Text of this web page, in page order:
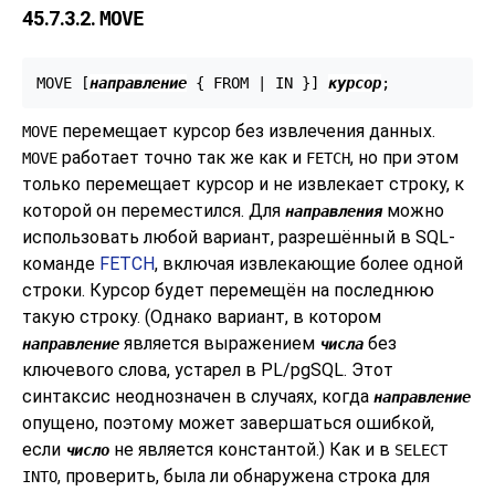
45.7.3.2.MOVE
MOVE [направление { FROM | IN }] курсор;
MOVE перемещает курсор без извлечения данных.
MOVE работает точно так же как и FETCH, но при этом
только перемещает курсор и не извлекает строку, к
которой он переместился. Для направленияможно
использовать любой вариант, разрешённый в SQL-
команде FETCH, включая извлекающие более одной
строки. Курсор будет перемещён на последнюю
такую строку. (Однако вариант, в котором
направление является выражением числа без
ключевого слова, устарел в PL/pgSQL. Этот
синтаксис неоднозначен в случаях, когда направление
опущено, поэтому может завершаться ошибкой,
если число не является константой.) Как и в SELECT
INTO, проверить, была ли обнаружена строка для